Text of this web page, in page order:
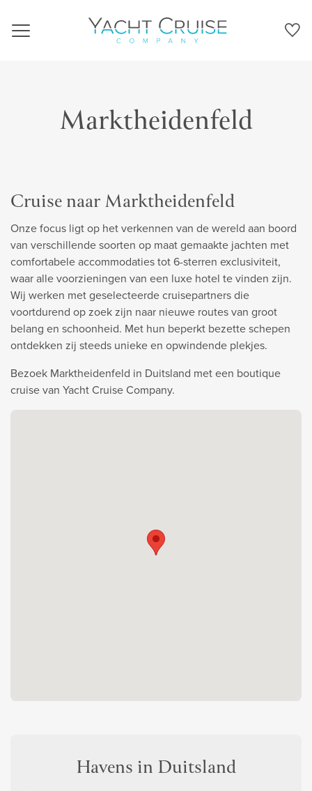
Navigation
Marktheidenfeld
Cruise naar Marktheidenfeld
Onze focus ligt op het verkennen van de wereld aan boord
van verschillende soorten op maat gemaakte jachten met
comfortabele accommodaties tot 6-sterren exclusiviteit,
waar alle voorzieningen van een luxe hotel te vinden zijn.
Wij werken met geselecteerde cruisepartners die
voortdurend op zoek zijn naar nieuwe routes van groot
belang en schoonheid. Met hun beperkt bezette schepen
ontdekken zij steeds unieke en opwindende plekjes.
Bezoek Marktheidenfeld in Duitsland met een boutique
cruise van Yacht Cruise Company.
Havens in Duitsland